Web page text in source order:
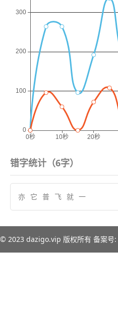
错字统计（6字）
亦 它 普 飞 就 一
© 2023 dazigo.vip 版权所有 备案号: